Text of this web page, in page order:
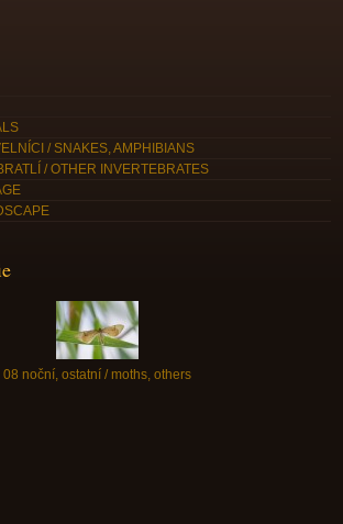
/ SNAKES, AMPHIBIANS
/ OTHER INVERTEBRATES
08 noční, ostatní / moths, others